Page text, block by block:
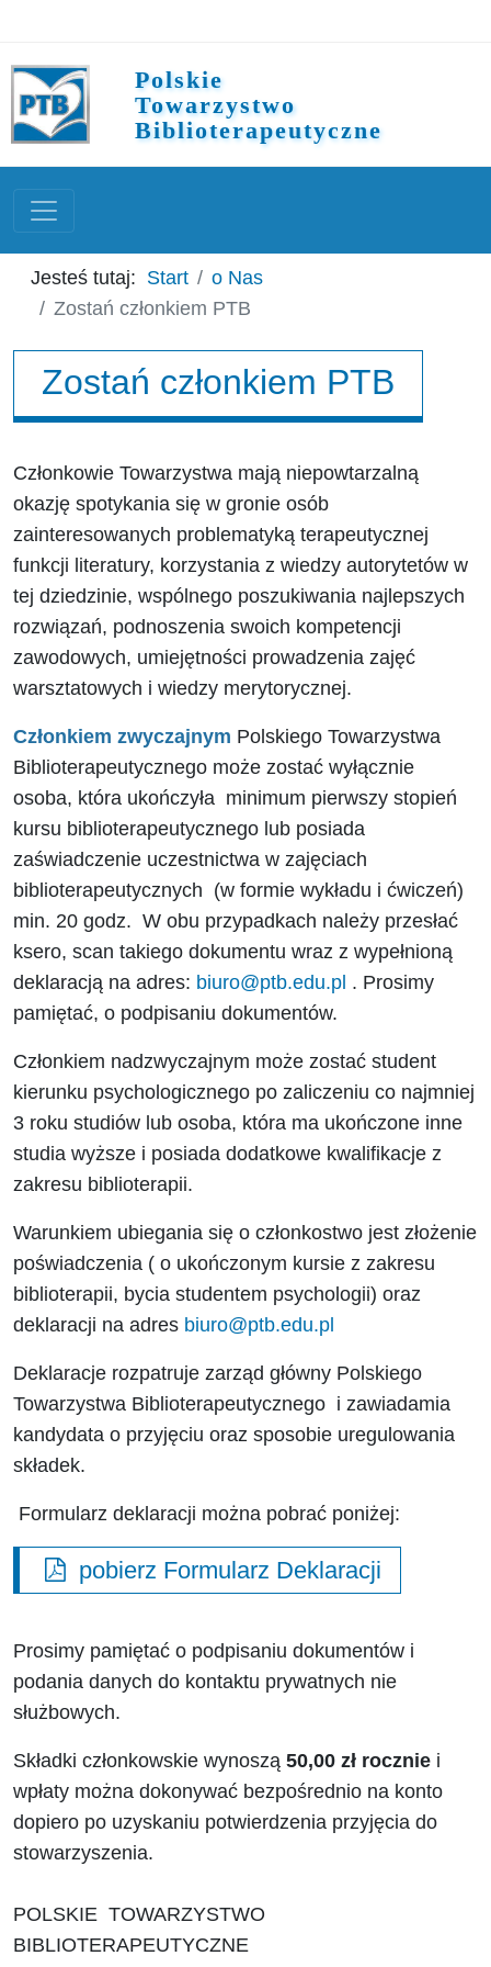
Polskie
Towarzystwo
Biblioterapeutyczne
Jesteś tutaj: Start
o Nas
Zostań członkiem PTB
Zostań członkiem PTB
Członkowie Towarzystwa mają niepowtarzalną
okazję spotykania się w gronie osób
zainteresowanych problematyką terapeutycznej
funkcji literatury, korzystania z wiedzy autorytetów w
tej dziedzinie, wspólnego poszukiwania najlepszych
rozwiązań, podnoszenia swoich kompetencji
zawodowych, umiejętności prowadzenia zajęć
warsztatowych i wiedzy merytorycznej.
Członkiem zwyczajnym Polskiego Towarzystwa
Biblioterapeutycznego może zostać wyłącznie
osoba, która ukończyła minimum pierwszy stopień
kursu biblioterapeutycznego lub posiada
zaświadczenie uczestnictwa w zajęciach
biblioterapeutycznych (w formie wykładu i ćwiczeń)
min. 20 godz. W obu przypadkach należy przesłać
ksero, scan takiego dokumentu wraz z wypełnioną
deklaracją na adres: biuro@ptb.edu.pl . Prosimy
pamiętać, o podpisaniu dokumentów.
Członkiem nadzwyczajnym może zostać student
kierunku psychologicznego po zaliczeniu co najmniej
3 roku studiów lub osoba, która ma ukończone inne
studia wyższe i posiada dodatkowe kwalifikacje z
zakresu biblioterapii.
Warunkiem ubiegania się o członkostwo jest złożenie
poświadczenia ( o ukończonym kursie z zakresu
biblioterapii, bycia studentem psychologii) oraz
deklaracji na adres biuro@ptb.edu.pl
Deklaracje rozpatruje zarząd główny Polskiego
Towarzystwa Biblioterapeutycznego i zawiadamia
kandydata o przyjęciu oraz sposobie uregulowania
składek.
Formularz deklaracji można pobrać poniżej:
pobierz Formularz Deklaracji
Prosimy pamiętać o podpisaniu dokumentów i
podania danych do kontaktu prywatnych nie
służbowych.
Składki członkowskie wynoszą 50,00 zł rocznie i
wpłaty można dokonywać bezpośrednio na konto
dopiero po uzyskaniu potwierdzenia przyjęcia do
stowarzyszenia.
POLSKIE TOWARZYSTWO
BIBLIOTERAPEUTYCZNE